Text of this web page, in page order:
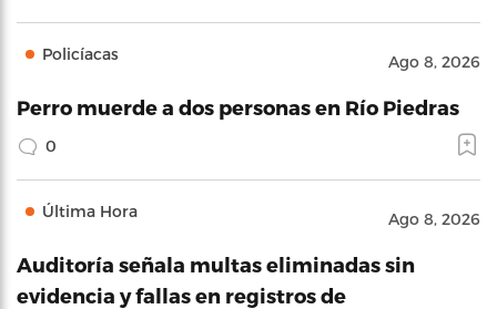
Policíacas Ago 8, 2026
Perro muerde a dos personas en Río Piedras
0
Última Hora Ago 8, 2026
Auditoría señala multas eliminadas sin
evidencia y fallas en registros de